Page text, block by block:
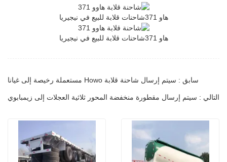
هاو 371 شاحنات قلابة للبيع في نيجيريا
هاو 371 شاحنات قلابة للبيع في نيجيريا
سابق : سيتم إرسال شاحنة قلابة Howo مستعملة رخيصة إلى غيانا
التالي : سيتم إرسال مقطورة منخفضة المحور ثلاثية العجلات إلى زيمبابوي